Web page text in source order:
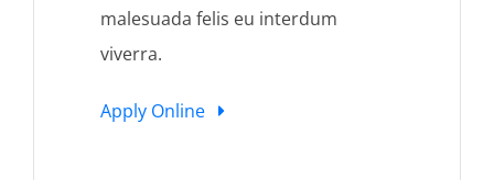
malesuada felis eu interdum
viverra.
Apply Online